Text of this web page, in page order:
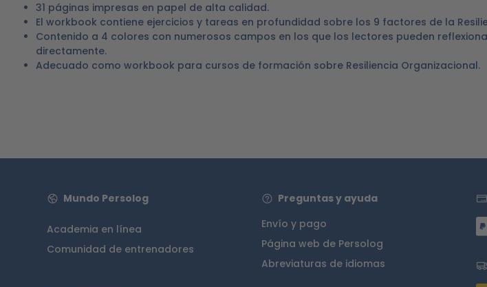
31 páginas impresas en papel de alta calidad.
El workbook contiene ejercicios y tareas en profundidad sobre los 9 factores de la
Contenido a 4 colores con numerosos campos en los que los lectores pueden
directamente.
Adecuado como workbook para cursos de formación sobre Resiliencia Organizacional.
Mundo Persolog
Academia en línea
Comunidad de entrenadores
Preguntas y ayuda
Envío y pago
Página web de Persolog
Abreviaturas de idiomas